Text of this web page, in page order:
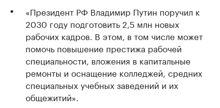
«Президент РФ Владимир Путин поручил к
2030 году подготовить 2,5 млн новых
рабочих кадров. В этом, в том числе может
помочь повышение престижа рабочей
специальности, вложения в капитальные
ремонты и оснащение колледжей, средних
специальных учебных заведений и их
общежитий».